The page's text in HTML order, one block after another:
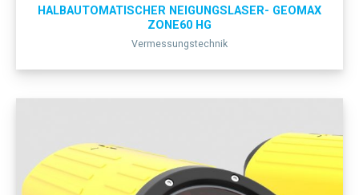
HALBAUTOMATISCHER NEIGUNGSLASER- GEOMAX
ZONE60 HG
Vermessungstechnik